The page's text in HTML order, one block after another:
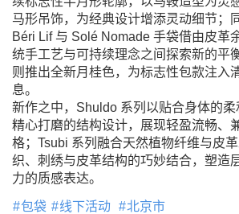
马形吊饰，为经典设计增添灵动细节；
Béri Lif 与 Solé Nomade 手袋借由皮革
统手工艺与可持续理念之间探索新的平
则推出全新月桂色，为标志性包款注入
息。
新作之中，Shuldo 系列以贴合身体的
精心打磨的结构设计，展现轻盈流畅、
格；Tsubi 系列融合天然植物纤维与皮
织、刺绣与皮革结构的巧妙结合，塑造
力的质感表达。
包袋 线下活动 北京市